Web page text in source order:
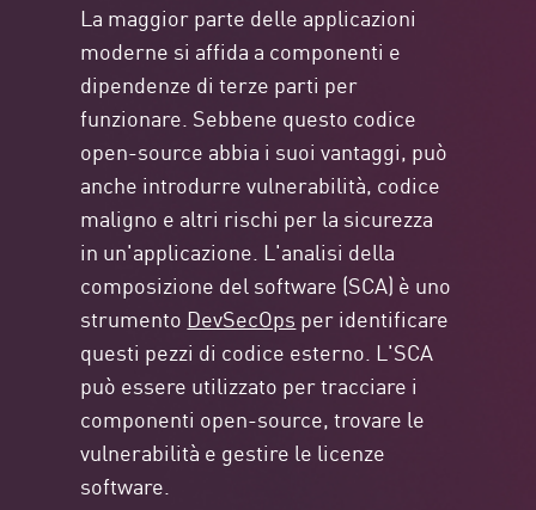
La maggior parte delle applicazioni
moderne si affida a componenti e
dipendenze di terze parti per
funzionare. Sebbene questo codice
open-source abbia i suoi vantaggi, può
anche introdurre vulnerabilità, codice
maligno e altri rischi per la sicurezza
in un'applicazione. L'analisi della
composizione del software (SCA) è uno
strumento DevSecOps per identificare
questi pezzi di codice esterno. L'SCA
può essere utilizzato per tracciare i
componenti open-source, trovare le
vulnerabilità e gestire le licenze
software.